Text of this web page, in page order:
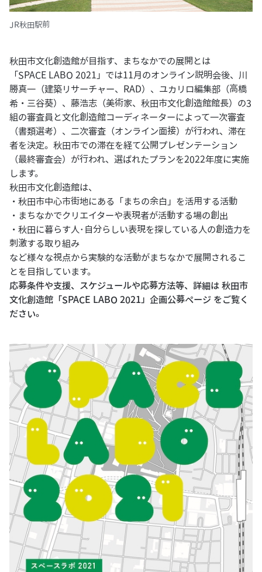
JR秋田駅前
秋田市文化創造館が目指す、まちなかでの展開とは
「SPACE LABO 2021」では11月のオンライン説明会後、川
勝真一（建築リサーチャー、RAD）、ユカリロ編集部（高橋
希・三谷葵）、藤浩志（美術家、秋田市文化創造館館長）の3
組の審査員と文化創造館コーディネーターによって一次審査
（書類選考）、二次審査（オンライン面接）が行われ、滞在
者を決定。秋田市での滞在を経て公開プレゼンテーション
（最終審査会）が行われ、選ばれたプランを2022年度に実施
します。
秋田市文化創造館は、
・秋田市中心市街地にある「まちの余白」を活用する活動
・まちなかでクリエイターや表現者が活動する場の創出
・秋田に暮らす人･自分らしい表現を探している人の創造力を
刺激する取り組み
など様々な視点から実験的な活動がまちなかで展開されるこ
とを目指しています。
応募条件や支援、スケジュールや応募方法等、詳細は 秋田市
文化創造館「SPACE LABO 2021」企画公募ページ をご覧く
ださい。